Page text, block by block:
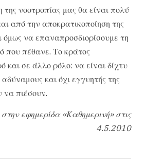
νοοτροπίας μας θα είναι πολύ
από την αποκρατικοποίηση της
να επαναπροσδιορίσουμε τη
που πέθανε. Το κράτος
και σε άλλο ρόλο: να είναι δίχτυ
και όχι εγγυητής της
να πιέσουν.
εφημερίδα «Καθημερινή» στις
4.5.2010